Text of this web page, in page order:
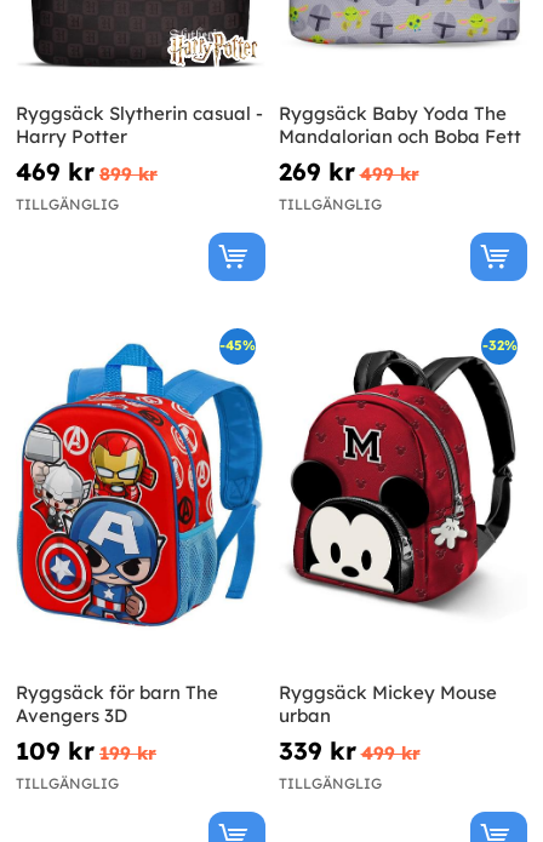
Ryggsäck Slytherin casual -
Harry Potter
469 kr 899 kr
TILLGÄNGLIG
Ryggsäck Baby Yoda The
Mandalorian och Boba Fett
269 kr 499 kr
TILLGÄNGLIG
-45%
Ryggsäck för barn The
Avengers 3D
109 kr 199 kr
TILLGÄNGLIG
-32%
Ryggsäck Mickey Mouse
urban
339 kr 499 kr
TILLGÄNGLIG